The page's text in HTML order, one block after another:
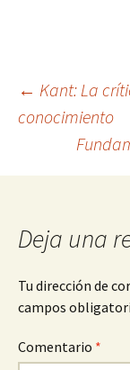
← Kant: La
conocimiento
Deja una
Tu dirección de
campos
Comentario *